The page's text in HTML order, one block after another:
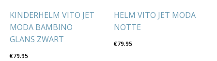
KINDERHELM VITO JET
MODA BAMBINO
GLANS ZWART
€79.95
HELM VITO JET MODA
NOTTE
€79.95